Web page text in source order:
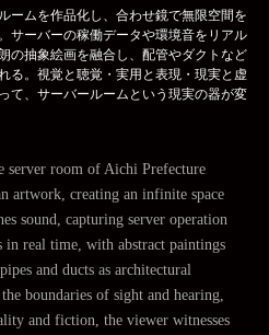
ームを作品化し、合わせ鏡で無限空間を
サーバーの稼働データや環境音をリアル
の抽象絵画を融合し、配管やダクトなど
る。視覚と聴覚・実用と表現・現実と虚
て、サーバールームという現実の器が変
server room of Aichi Prefecture
artwork, creating an infinite space
sound, capturing server operation
in real time, with abstract paintings
and ducts as architectural
boundaries of sight and hearing,
and fiction, the viewer witnesses